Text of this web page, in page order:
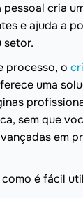
cria
e ajuda a
setor.
processo, o
uma
sem que
em
é fácil